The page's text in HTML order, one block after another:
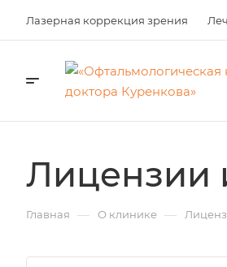
Лазерная коррекция зрения
Лицензии
Главная — О клинике —